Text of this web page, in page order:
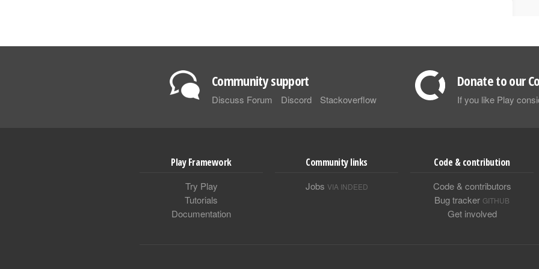
Community support
Discuss Forum Discord Stackoverflow
Donate to our
If you like Play
Play Framework
Try Play
Tutorials
Documentation
Community links
Jobs VIA INDEED
Code & contribution
Code & contributors
Bug tracker GITHUB
Get involved